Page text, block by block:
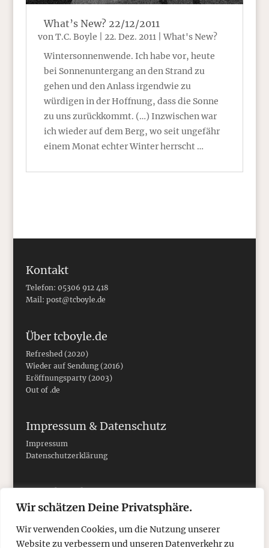
Wir schätzen Deine Privatsphäre.
Wir verwenden Cookies, um die Nutzung unserer
Website zu verbessern und unseren Datenverkehr zu
What’s New? 22/12/2011
vonT.C. Boyle 22. Dez. 2011|What's New?
Wintersonnenwende. Ich habe vor, heute
bei Sonnenuntergang an den Strand zu
gehen und den Anlass irgendwie zu
würdigen in der Hoffnung, dass die Sonne
zu uns zurückkommt. (…) Inzwischen war
ich wieder auf dem Berg, wo seit ungefähr
einem Monat echter Winter herrscht …
Kontakt
Telefon: 05306 912 418
Mail: post@tcboyle.de
Über tcboyle.de
Refreshed (2020)
Wieder auf Sendung (2016)
Eröffnungsparty (2003)
Out of .de
Impressum & Datenschutz
Impressum
Datenschutzerklärung
Social Media